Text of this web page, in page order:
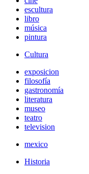
escultura
libro
música
pintura
Cultura
exposicion
filosofía
gastronomía
literatura
museo
teatro
television
mexico
Historia